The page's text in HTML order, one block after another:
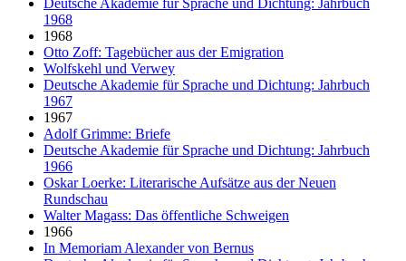
1968
1968
Otto Zoff: Tagebücher aus der Emigration
Wolfskehl und Verwey
Deutsche Akademie für Sprache und Dichtung: Jahrbuch
1967
1967
Adolf Grimme: Briefe
Deutsche Akademie für Sprache und Dichtung: Jahrbuch
1966
Oskar Loerke: Literarische Aufsätze aus der Neuen
Rundschau
Walter Magass: Das öffentliche Schweigen
1966
In Memoriam Alexander von Bernus